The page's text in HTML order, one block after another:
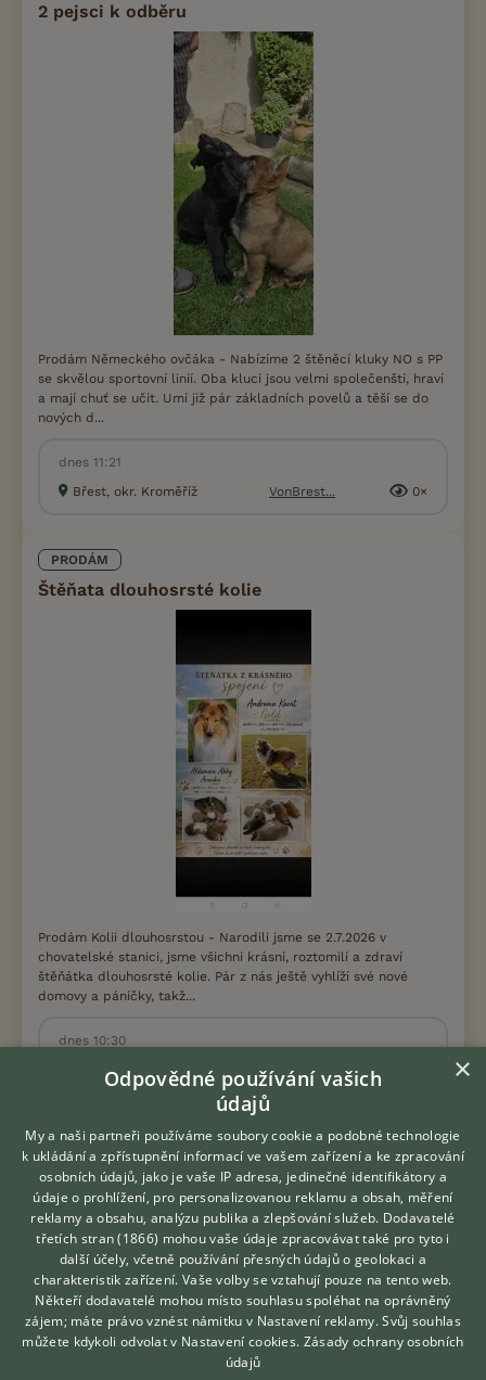
2 pejsci k odběru
Prodám Německého ovčáka - Nabízíme 2 štěněcí kluky NO s PP
se skvělou sportovní linií. Oba kluci jsou velmi společenští, hraví
a mají chuť se učit. Umí již pár základních povelů a těší se do
nových d...
dnes 11:21
Břest, okr. Kroměříž
VonBrest... 0×
PRODÁM
Štěňata dlouhosrsté kolie
Prodám Kolii dlouhosrstou - Narodili jsme se 2.7.2026 v
chovatelské stanici, jsme všichni krásní, roztomilí a zdraví
štěňátka dlouhosrsté kolie. Pár z nás ještě vyhlíží své nové
domovy a páníčky, takž...
dnes 10:30
Martínkov, okr. Třebíč
Jan39
PRODÁM
Bílý Švýcarský Ovčák – štěňata
Hledáte zvířecího kamaráda?
Zdarma vám poradí
VETERINÁŘ ONLINE
KONZULTOVAT S
VETERINÁŘEM
×
Odpovědné používání vašich
údajů
My a naši partneři používáme soubory cookie a podobné technologie
k ukládání a zpřístupnění informací ve vašem zařízení a ke zpracování
osobních údajů, jako je vaše IP adresa, jedinečné identifikátory a
údaje o prohlížení, pro personalizovanou reklamu a obsah, měření
reklamy a obsahu, analýzu publika a zlepšování služeb. Dodavatelé
třetích stran (1866) mohou vaše údaje zpracovávat také pro tyto i
další účely, včetně používání přesných údajů o geolokaci a
charakteristik zařízení. Vaše volby se vztahují pouze na tento web.
Někteří dodavatelé mohou místo souhlasu spoléhat na oprávněný
zájem; máte právo vznést námitku v Nastavení reklamy. Svůj souhlas
můžete kdykoli odvolat v Nastavení cookies. Zásady ochrany osobních
údajů